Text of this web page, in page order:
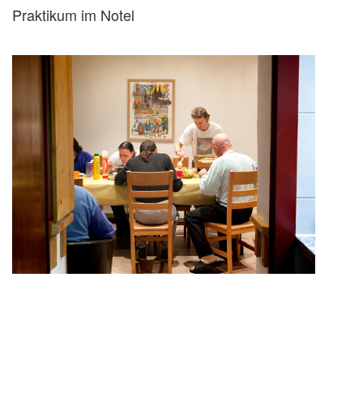
Praktikum im Notel